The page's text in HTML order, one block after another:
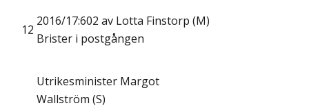
12
2016/17:602 av Lotta Finstorp (M)
Brister i postgången
Utrikesminister Margot
Wallström (S)